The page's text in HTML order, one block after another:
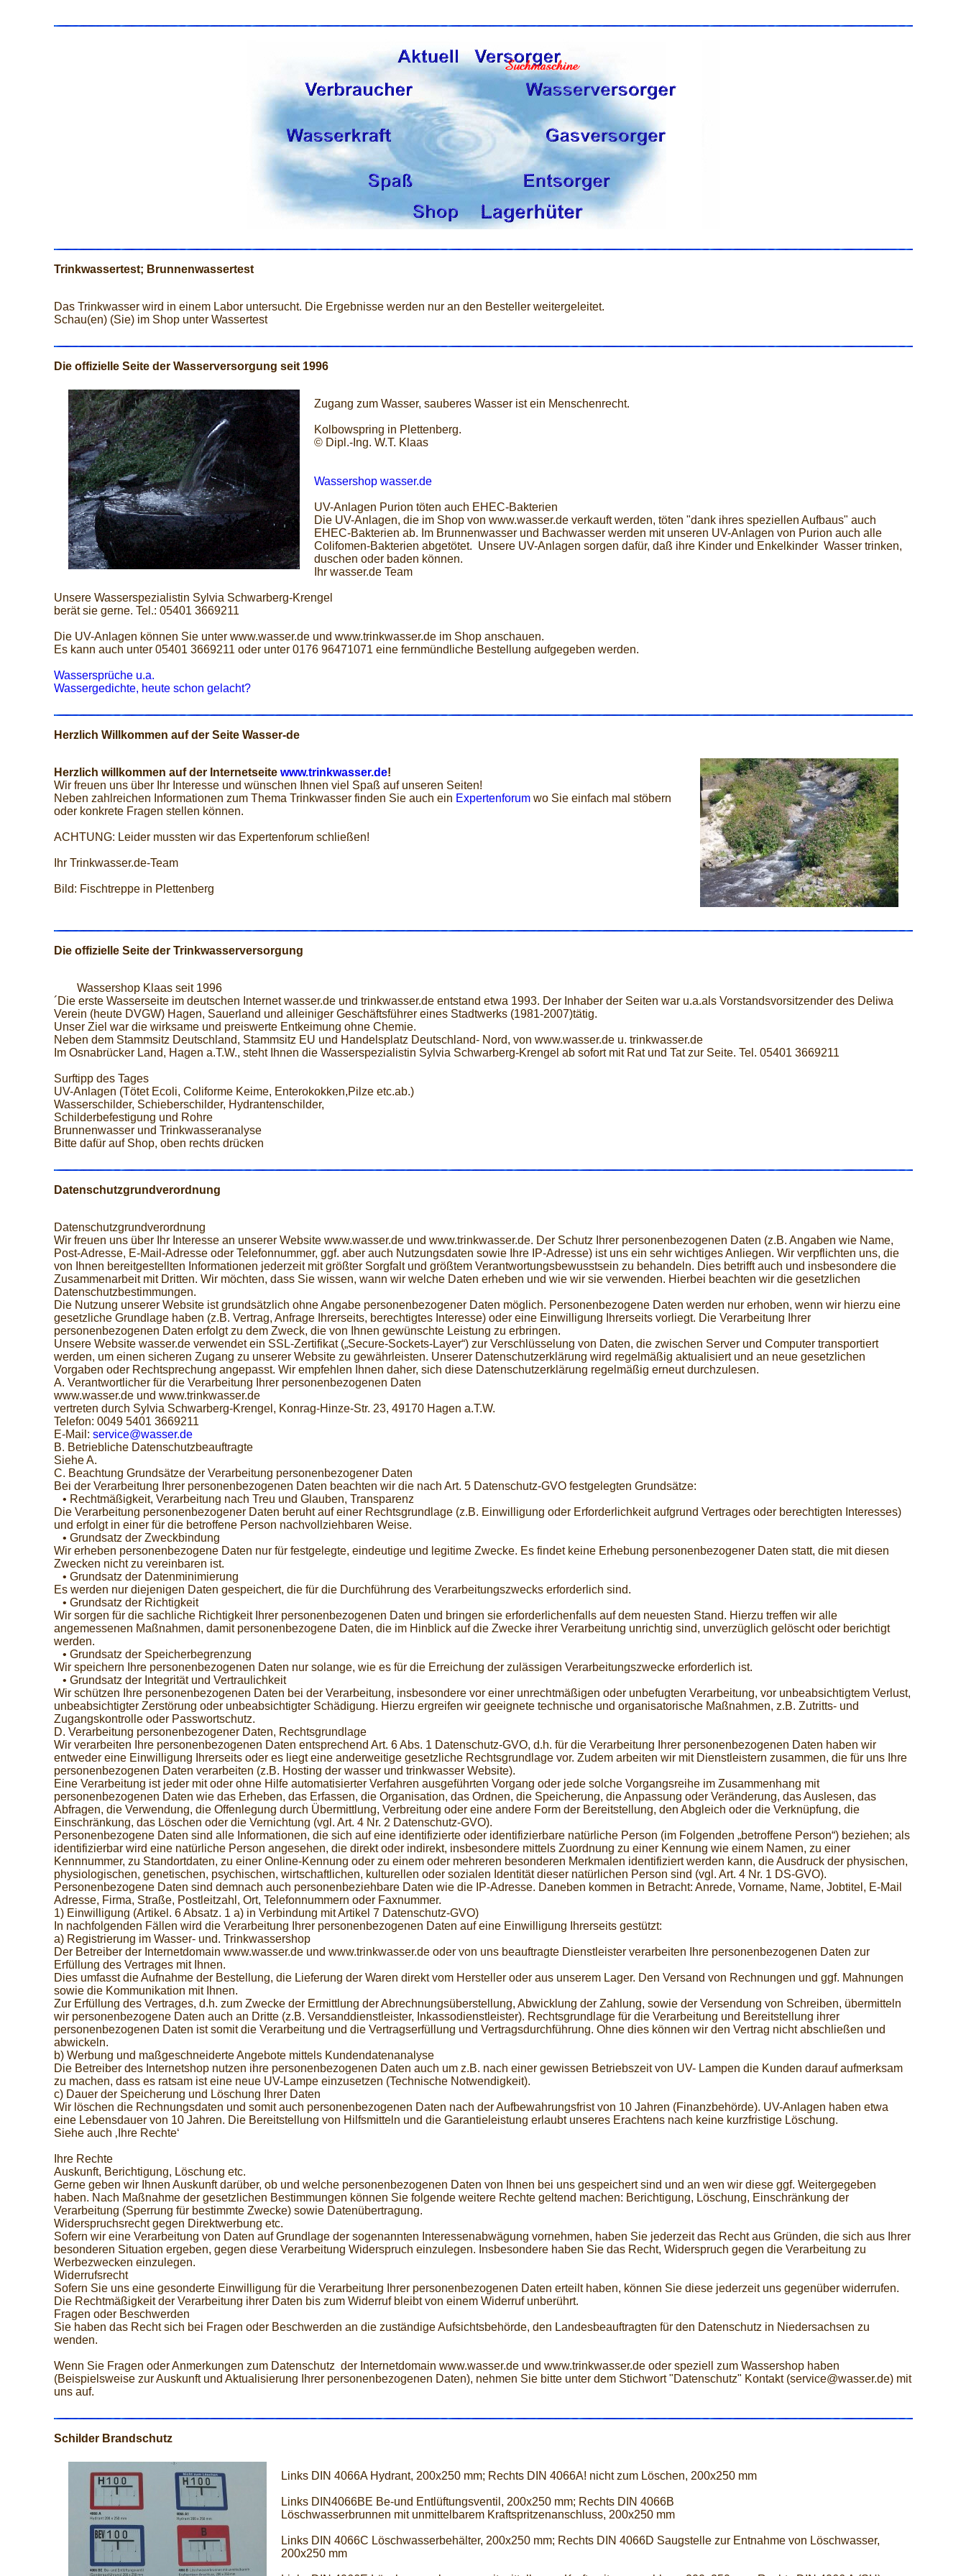
Trinkwassertest; Brunnenwassertest
Das Trinkwasser wird in einem Labor untersucht. Die Ergebnisse werden nur an den Besteller weitergeleitet.
Schau(en) (Sie) im Shop unter Wassertest
Die offizielle Seite der Wasserversorgung seit 1996
Zugang zum Wasser, sauberes Wasser ist ein Menschenrecht.
Kolbowspring in Plettenberg.
© Dipl.-Ing. W.T. Klaas
Wassershop wasser.de
UV-Anlagen Purion töten auch EHEC-Bakterien
Die UV-Anlagen, die im Shop von www.wasser.de verkauft werden, töten "dank ihres speziellen Aufbaus" auch
EHEC-Bakterien ab. Im Brunnenwasser und Bachwasser werden mit unseren UV-Anlagen von Purion auch alle
Colifomen-Bakterien abgetötet. Unsere UV-Anlagen sorgen dafür, daß ihre Kinder und Enkelkinder Wasser trinken,
duschen oder baden können.
Ihr wasser.de Team
Unsere Wasserspezialistin Sylvia Schwarberg-Krengel
berät sie gerne. Tel.: 05401 3669211
Die UV-Anlagen können Sie unter www.wasser.de und www.trinkwasser.de im Shop anschauen.
Es kann auch unter 05401 3669211 oder unter 0176 96471071 eine fernmündliche Bestellung aufgegeben werden.
Wassersprüche u.a.
Wassergedichte, heute schon gelacht?
Herzlich Willkommen auf der Seite Wasser-de
Herzlich willkommen auf der Internetseite www.trinkwasser.de!
Wir freuen uns über Ihr Interesse und wünschen Ihnen viel Spaß auf unseren Seiten!
Neben zahlreichen Informationen zum Thema Trinkwasser finden Sie auch ein Expertenforumwo Sie einfach mal stöbern
oder konkrete Fragen stellen können.
ACHTUNG: Leider mussten wir das Expertenforum schließen!
Ihr Trinkwasser.de-Team
Bild: Fischtreppe in Plettenberg
Die offizielle Seite der Trinkwasserversorgung
Wassershop Klaas seit 1996
´Die erste Wasserseite im deutschen Internet wasser.de und trinkwasser.de entstand etwa 1993. Der Inhaber der Seiten war u.a.als Vorstandsvorsitzender des Deliwa
Verein (heute DVGW) Hagen, Sauerland und alleiniger Geschäftsführer eines Stadtwerks (1981-2007)tätig.
Unser Ziel war die wirksame und preiswerte Entkeimung ohne Chemie.
Neben dem Stammsitz Deutschland, Stammsitz EU und Handelsplatz Deutschland- Nord, von www.wasser.de u. trinkwasser.de
Im Osnabrücker Land, Hagen a.T.W., steht Ihnen die Wasserspezialistin Sylvia Schwarberg-Krengel ab sofort mit Rat und Tat zur Seite. Tel. 05401 3669211
Surftipp des Tages
UV-Anlagen (Tötet Ecoli, Coliforme Keime, Enterokokken,Pilze etc.ab.)
Wasserschilder, Schieberschilder, Hydrantenschilder,
Schilderbefestigung und Rohre
Brunnenwasser und Trinkwasseranalyse
Bitte dafür auf Shop, oben rechts drücken
Datenschutzgrundverordnung
Datenschutzgrundverordnung
Wir freuen uns über Ihr Interesse an unserer Website www.wasser.de und www.trinkwasser.de. Der Schutz Ihrer personenbezogenen Daten (z.B. Angaben wie Name,
Post-Adresse, E-Mail-Adresse oder Telefonnummer, ggf. aber auch Nutzungsdaten sowie Ihre IP-Adresse) ist uns ein sehr wichtiges Anliegen. Wir verpflichten uns, die
von Ihnen bereitgestellten Informationen jederzeit mit größter Sorgfalt und größtem Verantwortungsbewusstsein zu behandeln. Dies betrifft auch und insbesondere die
Zusammenarbeit mit Dritten. Wir möchten, dass Sie wissen, wann wir welche Daten erheben und wie wir sie verwenden. Hierbei beachten wir die gesetzlichen
Datenschutzbestimmungen.
Die Nutzung unserer Website ist grundsätzlich ohne Angabe personenbezogener Daten möglich. Personenbezogene Daten werden nur erhoben, wenn wir hierzu eine
gesetzliche Grundlage haben (z.B. Vertrag, Anfrage Ihrerseits, berechtigtes Interesse) oder eine Einwilligung Ihrerseits vorliegt. Die Verarbeitung Ihrer
personenbezogenen Daten erfolgt zu dem Zweck, die von Ihnen gewünschte Leistung zu erbringen.
Unsere Website wasser.de verwendet ein SSL-Zertifikat („Secure-Sockets-Layer“) zur Verschlüsselung von Daten, die zwischen Server und Computer transportiert
werden, um einen sicheren Zugang zu unserer Website zu gewährleisten. Unserer Datenschutzerklärung wird regelmäßig aktualisiert und an neue gesetzlichen
Vorgaben oder Rechtsprechung angepasst. Wir empfehlen Ihnen daher, sich diese Datenschutzerklärung regelmäßig erneut durchzulesen.
A. Verantwortlicher für die Verarbeitung Ihrer personenbezogenen Daten
www.wasser.de und www.trinkwasser.de
vertreten durch Sylvia Schwarberg-Krengel, Konrag-Hinze-Str. 23, 49170 Hagen a.T.W.
Telefon: 0049 5401 3669211
E-Mail: service@wasser.de
B. Betriebliche Datenschutzbeauftragte
Siehe A.
C. Beachtung Grundsätze der Verarbeitung personenbezogener Daten
Bei der Verarbeitung Ihrer personenbezogenen Daten beachten wir die nach Art. 5 Datenschutz-GVO festgelegten Grundsätze:
• Rechtmäßigkeit, Verarbeitung nach Treu und Glauben, Transparenz
Die Verarbeitung personenbezogener Daten beruht auf einer Rechtsgrundlage (z.B. Einwilligung oder Erforderlichkeit aufgrund Vertrages oder berechtigten Interesses)
und erfolgt in einer für die betroffene Person nachvollziehbaren Weise.
• Grundsatz der Zweckbindung
Wir erheben personenbezogene Daten nur für festgelegte, eindeutige und legitime Zwecke. Es findet keine Erhebung personenbezogener Daten statt, die mit diesen
Zwecken nicht zu vereinbaren ist.
• Grundsatz der Datenminimierung
Es werden nur diejenigen Daten gespeichert, die für die Durchführung des Verarbeitungszwecks erforderlich sind.
• Grundsatz der Richtigkeit
Wir sorgen für die sachliche Richtigkeit Ihrer personenbezogenen Daten und bringen sie erforderlichenfalls auf dem neuesten Stand. Hierzu treffen wir alle
angemessenen Maßnahmen, damit personenbezogene Daten, die im Hinblick auf die Zwecke ihrer Verarbeitung unrichtig sind, unverzüglich gelöscht oder berichtigt
werden.
• Grundsatz der Speicherbegrenzung
Wir speichern Ihre personenbezogenen Daten nur solange, wie es für die Erreichung der zulässigen Verarbeitungszwecke erforderlich ist.
• Grundsatz der Integrität und Vertraulichkeit
Wir schützen Ihre personenbezogenen Daten bei der Verarbeitung, insbesondere vor einer unrechtmäßigen oder unbefugten Verarbeitung, vor unbeabsichtigtem Verlust,
unbeabsichtigter Zerstörung oder unbeabsichtigter Schädigung. Hierzu ergreifen wir geeignete technische und organisatorische Maßnahmen, z.B. Zutritts- und
Zugangskontrolle oder Passwortschutz.
D. Verarbeitung personenbezogener Daten, Rechtsgrundlage
Wir verarbeiten Ihre personenbezogenen Daten entsprechend Art. 6 Abs. 1 Datenschutz-GVO, d.h. für die Verarbeitung Ihrer personenbezogenen Daten haben wir
entweder eine Einwilligung Ihrerseits oder es liegt eine anderweitige gesetzliche Rechtsgrundlage vor. Zudem arbeiten wir mit Dienstleistern zusammen, die für uns Ihre
personenbezogenen Daten verarbeiten (z.B. Hosting der wasser und trinkwasser Website).
Eine Verarbeitung ist jeder mit oder ohne Hilfe automatisierter Verfahren ausgeführten Vorgang oder jede solche Vorgangsreihe im Zusammenhang mit
personenbezogenen Daten wie das Erheben, das Erfassen, die Organisation, das Ordnen, die Speicherung, die Anpassung oder Veränderung, das Auslesen, das
Abfragen, die Verwendung, die Offenlegung durch Übermittlung, Verbreitung oder eine andere Form der Bereitstellung, den Abgleich oder die Verknüpfung, die
Einschränkung, das Löschen oder die Vernichtung (vgl. Art. 4 Nr. 2 Datenschutz-GVO).
Personenbezogene Daten sind alle Informationen, die sich auf eine identifizierte oder identifizierbare natürliche Person (im Folgenden „betroffene Person“) beziehen; als
identifizierbar wird eine natürliche Person angesehen, die direkt oder indirekt, insbesondere mittels Zuordnung zu einer Kennung wie einem Namen, zu einer
Kennnummer, zu Standortdaten, zu einer Online-Kennung oder zu einem oder mehreren besonderen Merkmalen identifiziert werden kann, die Ausdruck der physischen,
physiologischen, genetischen, psychischen, wirtschaftlichen, kulturellen oder sozialen Identität dieser natürlichen Person sind (vgl. Art. 4 Nr. 1 DS-GVO).
Personenbezogene Daten sind demnach auch personenbeziehbare Daten wie die IP-Adresse. Daneben kommen in Betracht: Anrede, Vorname, Name, Jobtitel, E-Mail
Adresse, Firma, Straße, Postleitzahl, Ort, Telefonnummern oder Faxnummer.
1) Einwilligung (Artikel. 6 Absatz. 1 a) in Verbindung mit Artikel 7 Datenschutz-GVO)
In nachfolgenden Fällen wird die Verarbeitung Ihrer personenbezogenen Daten auf eine Einwilligung Ihrerseits gestützt:
a) Registrierung im Wasser- und. Trinkwassershop
Der Betreiber der Internetdomain www.wasser.de und www.trinkwasser.de oder von uns beauftragte Dienstleister verarbeiten Ihre personenbezogenen Daten zur
Erfüllung des Vertrages mit Ihnen.
Dies umfasst die Aufnahme der Bestellung, die Lieferung der Waren direkt vom Hersteller oder aus unserem Lager. Den Versand von Rechnungen und ggf. Mahnungen
sowie die Kommunikation mit Ihnen.
Zur Erfüllung des Vertrages, d.h. zum Zwecke der Ermittlung der Abrechnungsüberstellung, Abwicklung der Zahlung, sowie der Versendung von Schreiben, übermitteln
wir personenbezogene Daten auch an Dritte (z.B. Versanddienstleister, Inkassodienstleister). Rechtsgrundlage für die Verarbeitung und Bereitstellung ihrer
personenbezogenen Daten ist somit die Verarbeitung und die Vertragserfüllung und Vertragsdurchführung. Ohne dies können wir den Vertrag nicht abschließen und
abwickeln.
b) Werbung und maßgeschneiderte Angebote mittels Kundendatenanalyse
Die Betreiber des Internetshop nutzen ihre personenbezogenen Daten auch um z.B. nach einer gewissen Betriebszeit von UV- Lampen die Kunden darauf aufmerksam
zu machen, dass es ratsam ist eine neue UV-Lampe einzusetzen (Technische Notwendigkeit).
c) Dauer der Speicherung und Löschung Ihrer Daten
Wir löschen die Rechnungsdaten und somit auch personenbezogenen Daten nach der Aufbewahrungsfrist von 10 Jahren (Finanzbehörde). UV-Anlagen haben etwa
eine Lebensdauer von 10 Jahren. Die Bereitstellung von Hilfsmitteln und die Garantieleistung erlaubt unseres Erachtens nach keine kurzfristige Löschung.
Siehe auch ‚Ihre Rechte‘
Ihre Rechte
Auskunft, Berichtigung, Löschung etc.
Gerne geben wir Ihnen Auskunft darüber, ob und welche personenbezogenen Daten von Ihnen bei uns gespeichert sind und an wen wir diese ggf. Weitergegeben
haben. Nach Maßnahme der gesetzlichen Bestimmungen können Sie folgende weitere Rechte geltend machen: Berichtigung, Löschung, Einschränkung der
Verarbeitung (Sperrung für bestimmte Zwecke) sowie Datenübertragung.
Widerspruchsrecht gegen Direktwerbung etc.
Sofern wir eine Verarbeitung von Daten auf Grundlage der sogenannten Interessenabwägung vornehmen, haben Sie jederzeit das Recht aus Gründen, die sich aus Ihrer
besonderen Situation ergeben, gegen diese Verarbeitung Widerspruch einzulegen. Insbesondere haben Sie das Recht, Widerspruch gegen die Verarbeitung zu
Werbezwecken einzulegen.
Widerrufsrecht
Sofern Sie uns eine gesonderte Einwilligung für die Verarbeitung Ihrer personenbezogenen Daten erteilt haben, können Sie diese jederzeit uns gegenüber widerrufen.
Die Rechtmäßigkeit der Verarbeitung ihrer Daten bis zum Widerruf bleibt von einem Widerruf unberührt.
Fragen oder Beschwerden
Sie haben das Recht sich bei Fragen oder Beschwerden an die zuständige Aufsichtsbehörde, den Landesbeauftragten für den Datenschutz in Niedersachsen zu
wenden.
Wenn Sie Fragen oder Anmerkungen zum Datenschutz der Internetdomain www.wasser.de und www.trinkwasser.de oder speziell zum Wassershop haben
(Beispielsweise zur Auskunft und Aktualisierung Ihrer personenbezogenen Daten), nehmen Sie bitte unter dem Stichwort "Datenschutz" Kontakt (service@wasser.de) mit
uns auf.
Schilder Brandschutz
Links DIN 4066A Hydrant, 200x250 mm; Rechts DIN 4066A! nicht zum Löschen, 200x250 mm
Links DIN4066BE Be-und Entlüftungsventil, 200x250 mm; Rechts DIN 4066B
Löschwasserbrunnen mit unmittelbarem Kraftspritzenanschluss, 200x250 mm
Links DIN 4066C Löschwasserbehälter, 200x250 mm; Rechts DIN 4066D Saugstelle zur Entnahme von Löschwasser,
200x250 mm